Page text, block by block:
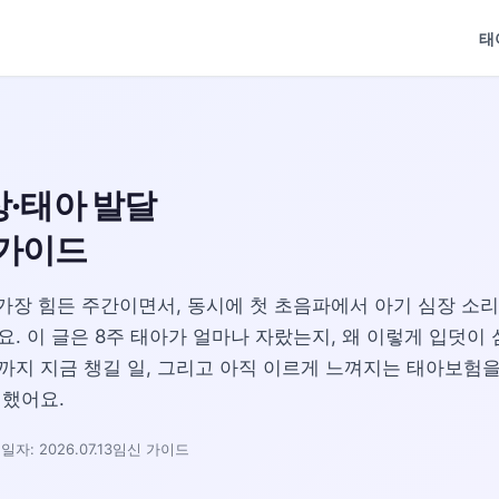
태
태아 발달
이드
장 힘든 주간이면서, 동시에 첫 초음파에서 아기 심장 소
. 이 글은 8주 태아가 얼마나 자랐는지, 왜 이렇게 입덧이
지 지금 챙길 일, 그리고 아직 이르게 느껴지는 태아보험
어요.
자: 2026.07.13임신 가이드